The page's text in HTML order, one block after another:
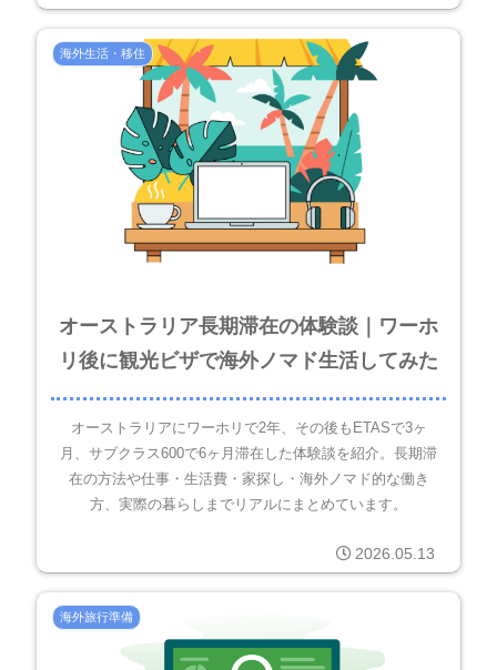
海外生活・移住
オーストラリア長期滞在の体験談｜ワーホ
リ後に観光ビザで海外ノマド生活してみた
オーストラリアにワーホリで2年、その後もETASで3ヶ
月、サブクラス600で6ヶ月滞在した体験談を紹介。長期滞
在の方法や仕事・生活費・家探し・海外ノマド的な働き
方、実際の暮らしまでリアルにまとめています。
2026.05.13
海外旅行準備